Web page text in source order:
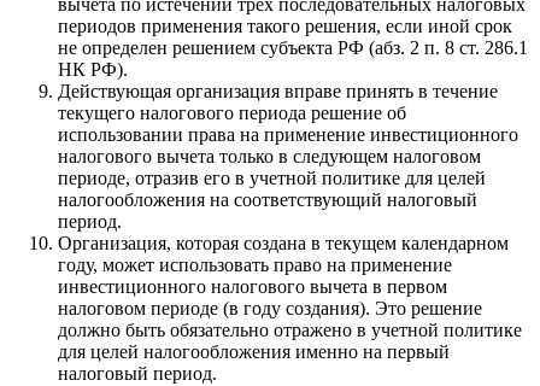
вычета по истечении трех последовательных налоговых
периодов применения такого решения, если иной срок
не определен решением субъекта РФ (абз. 2 п. 8 ст. 286.1
НК РФ).
Действующая организация вправе принять в течение
текущего налогового периода решение об
использовании права на применение инвестиционного
налогового вычета только в следующем налоговом
периоде, отразив его в учетной политике для целей
налогообложения на соответствующий налоговый
период.
Организация, которая создана в текущем календарном
году, может использовать право на применение
инвестиционного налогового вычета в первом
налоговом периоде (в году создания). Это решение
должно быть обязательно отражено в учетной политике
для целей налогообложения именно на первый
налоговый период.